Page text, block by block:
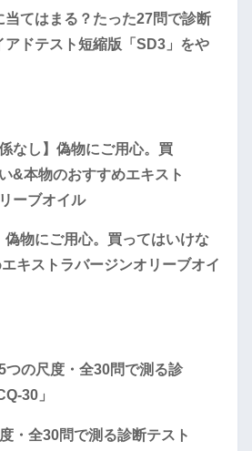
当てはまる？たった27問で診断
アドテスト短縮版「SD3」をや
偽物にご用心。買ってはいけな
キストラバージンオリーブオイ
・全30問で測る診断テスト